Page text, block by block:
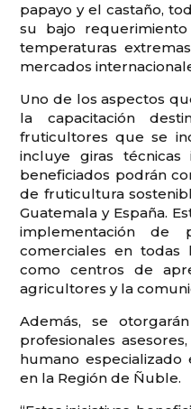
papayo y el castaño,
su bajo
temperaturas
mercados
Uno de los aspectos
la capacitación
fruticultores que se
incluye giras técnicas
beneficiados podrán
de fruticultura
Guatemala y España.
implementación de
comerciales en todas
como centros de
agricultores y la
Además, se
profesionales
humano
en la Región de Ñuble.